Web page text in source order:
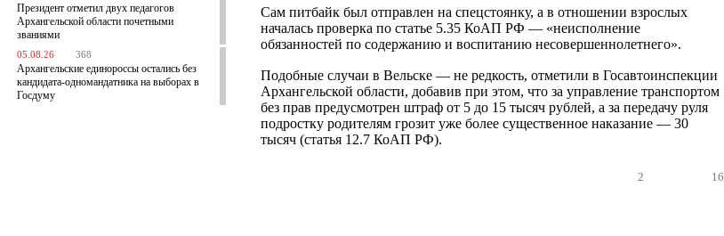
Президент отметил двух педагогов
Архангельской области почетными
званиями
05.08.26 368
Архангельские единороссы остались без
кандидата-одномандатника на выборах в
Госдуму
Сам питбайк был отправлен на спецстоянку, а в отношении взрослых
началась проверка по статье 5.35 КоАП РФ — «неисполнение
обязанностей по содержанию и воспитанию несовершеннолетнего».
Подобные случаи в Вельске — не редкость, отметили в Госавтоинспекции
Архангельской области, добавив при этом, что за управление транспортом
без прав предусмотрен штраф от 5 до 15 тысяч рублей, а за передачу руля
подростку родителям грозит уже более существенное наказание — 30
тысяч (статья 12.7 КоАП РФ).
2 16